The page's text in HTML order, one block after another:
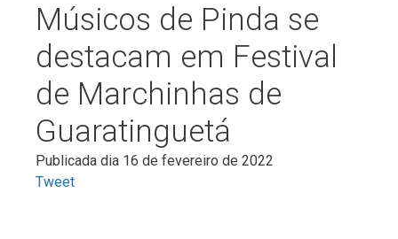
Músicos de Pinda se
destacam em Festival
de Marchinhas de
Guaratinguetá
Publicada dia 16 de fevereiro de 2022
Tweet